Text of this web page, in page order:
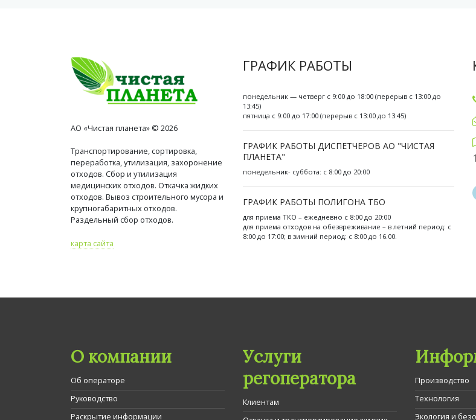
АО «Чистая планета» © 2026
Транспортирование, сортировка,
переработка, утилизация, захоронение
отходов. Сбор и утилизация
медицинских отходов. Откачка жидких
отходов. Вывоз строительного мусора и
крупногабаритных отходов.
Раздельный сбор отходов.
карта сайта
ГРАФИК РАБОТЫ
понедельник — четверг с 9:00 до 18:00 (перерыв с 13:00 до
13:45)
пятница с 9:00 до 17:00 (перерыв с 13:00 до 13:45)
ГРАФИК РАБОТЫ ДИСПЕТЧЕРОВ АО "ЧИСТАЯ
ПЛАНЕТА"
понедельник- суббота: с 8:00 до 20:00
ГРАФИК РАБОТЫ ПОЛИГОНА ТБО
для приема ТКО – ежедневно с 8:00 до 20:00
для приема отходов на обезвреживание – в летний период: с
8:00 до 17:00; в зимний период: с 8:00 до 16.00.
О компании
Об операторе
Руководство
Раскрытие информации
Услуги
регоператора
Клиентам
Производство
Технология
Экология и